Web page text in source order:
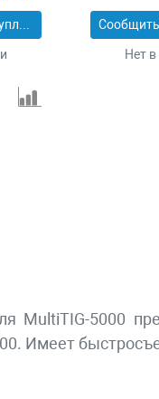
Сообщить о поступлении
Нет
MultiTIG-5000
Имеет